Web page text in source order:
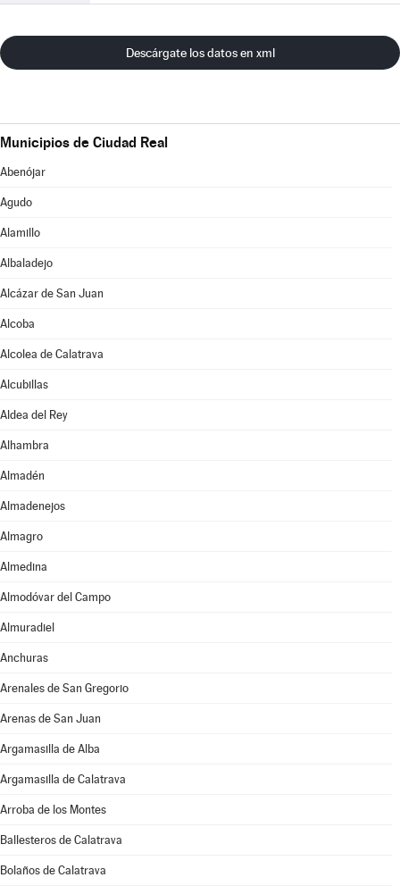
Descárgate los datos en xml
Municipios de Ciudad Real
Abenójar
Agudo
Alamillo
Albaladejo
Alcázar de San Juan
Alcoba
Alcolea de Calatrava
Alcubillas
Aldea del Rey
Alhambra
Almadén
Almadenejos
Almagro
Almedina
Almodóvar del Campo
Almuradiel
Anchuras
Arenales de San Gregorio
Arenas de San Juan
Argamasilla de Alba
Argamasilla de Calatrava
Arroba de los Montes
Ballesteros de Calatrava
Bolaños de Calatrava